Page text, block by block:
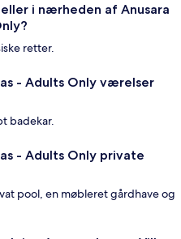
i nærheden af Anusara
retter.
- Adults Only værelser
badekar.
- Adults Only private
pool, en møbleret gårdhave og